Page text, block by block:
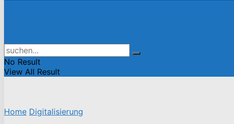
No Result
View All Result
Home Digitalisierung